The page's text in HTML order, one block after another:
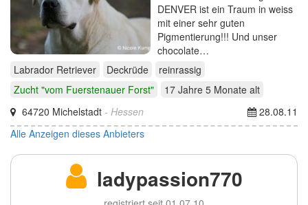
DENVER ist ein Traum in weiss
mit einer sehr guten
Pigmentierung!!! Und unser
chocolate…
Labrador Retriever
Deckrüde
reinrassig
Zucht "vom Fuerstenauer Forst"
17 Jahre 5 Monate alt
64720 Michelstadt - Hessen
28.08.11
Alle Anzeigen dieses Anbieters
ladypassion770